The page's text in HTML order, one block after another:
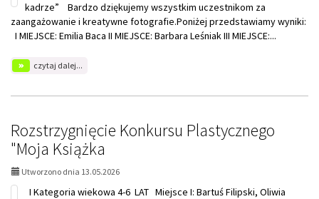
kadrze” Bardzo dziękujemy wszystkim uczestnikom za
zaangażowanie i kreatywne fotografie.Poniżej przedstawiamy wyniki:
I MIEJSCE: Emilia Baca II MIEJSCE: Barbara Leśniak III MIEJSCE:...
czytaj dalej...
Gminnego
Fotograficznego
„Tytuł
w
Rozstrzygnięcie Konkursu Plastycznego
"Moja Książka
Utworzono dnia 13.05.2026
I Kategoria wiekowa 4-6 LAT Miejsce I: Bartuś Filipski, Oliwia